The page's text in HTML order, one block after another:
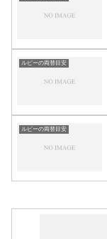
ルピーの両替目安
ルピーの両替目安